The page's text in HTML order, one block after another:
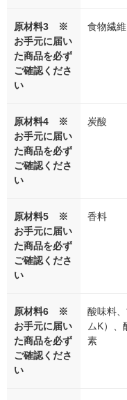
原材料3 ※
お手元に届い
た商品を必ず
ご確認くださ
い
食物繊
原材料4 ※
お手元に届い
た商品を必ず
ご確認くださ
い
炭酸
原材料5 ※
お手元に届い
た商品を必ず
ご確認くださ
い
香料
原材料6 ※
お手元に届い
た商品を必ず
ご確認くださ
い
酸味料
ムK）、
素